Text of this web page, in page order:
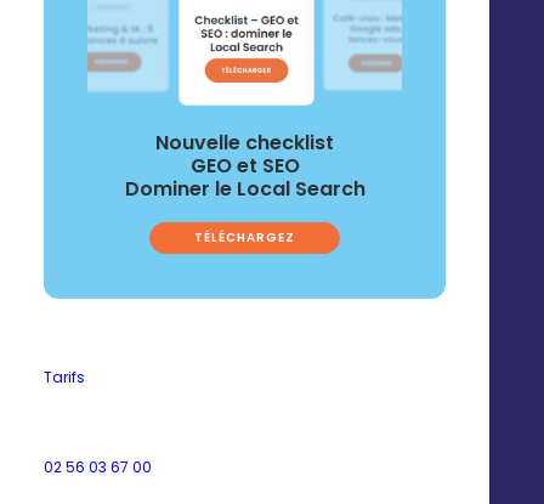
Nouvelle checklist
GEO et SEO
Dominer le Local Search
TÉLÉCHARGEZ
Tarifs
02 56 03 67 00